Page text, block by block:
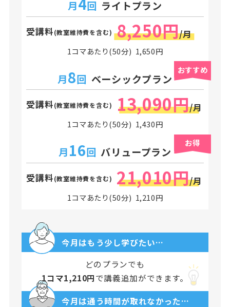
月 回 ライトプラン
受講料(教室維持費を含む) 8,250円/月
1コマあたり(50分) 1,650円
おすすめ
月8回 ベーシックプラン
受講料(教室維持費を含む) 13,090円/月
1コマあたり(50分) 1,430円
お得
月16回 バリュープラン
受講料(教室維持費を含む) 21,010円/月
1コマあたり(50分) 1,210円
今月はもう少し学びたい…
どのプランでも
1コマ1,210円で講義追加ができます。
今月は通う時間が取れなかった…